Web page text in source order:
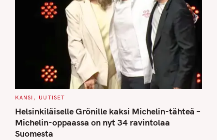
C
T
E
G
O
R
I
KANSI UUTISET
Helsinkiläiselle Grönille kaksi Michelin-tähteä –
Michelin-oppaassa on nyt 34 ravintolaa
Suomesta